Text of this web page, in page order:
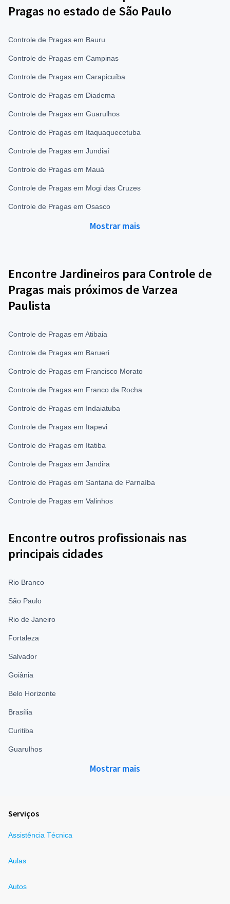
Pragas no estado de São Paulo
Controle de Pragas em Bauru
Controle de Pragas em Campinas
Controle de Pragas em Carapicuíba
Controle de Pragas em Diadema
Controle de Pragas em Guarulhos
Controle de Pragas em Itaquaquecetuba
Controle de Pragas em Jundiaí
Controle de Pragas em Mauá
Controle de Pragas em Mogi das Cruzes
Controle de Pragas em Osasco
Mostrar mais
Encontre Jardineiros para Controle de
Pragas mais próximos de Varzea
Paulista
Controle de Pragas em Atibaia
Controle de Pragas em Barueri
Controle de Pragas em Francisco Morato
Controle de Pragas em Franco da Rocha
Controle de Pragas em Indaiatuba
Controle de Pragas em Itapevi
Controle de Pragas em Itatiba
Controle de Pragas em Jandira
Controle de Pragas em Santana de Parnaíba
Controle de Pragas em Valinhos
Encontre outros profissionais nas
principais cidades
Rio Branco
São Paulo
Rio de Janeiro
Fortaleza
Salvador
Goiânia
Belo Horizonte
Brasília
Curitiba
Guarulhos
Mostrar mais
Serviços
Assistência Técnica
Aulas
Autos